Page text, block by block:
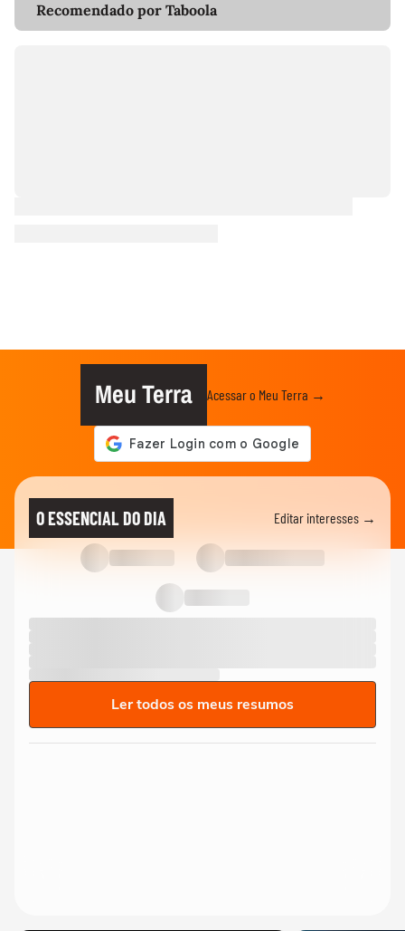
Recomendado por Taboola
Meu Terra Acessar o Meu Terra →
O ESSENCIAL DO DIA Editar interesses →
Ler todos os meus resumos